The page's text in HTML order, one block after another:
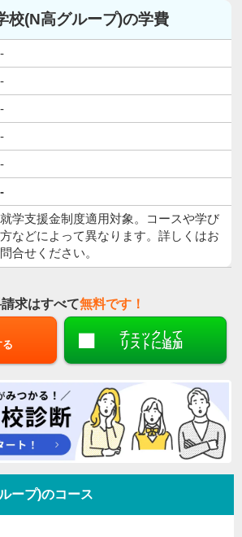
校(N高グループ)の学費
-
-
-
-
-
-
就学支援金制度適用対象。コースや学び
方などによって異なります。詳しくはお
問合せください。
求はすべて無料です！
る
チェックして
リストに追加
ープ)のコース